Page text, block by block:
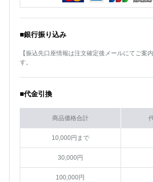
■銀行振り込み
【振込先口座情報は注文確定後メールにてご案
す。
■代金引換
商品価格合計
10,000円まで
30,000円
100,000円